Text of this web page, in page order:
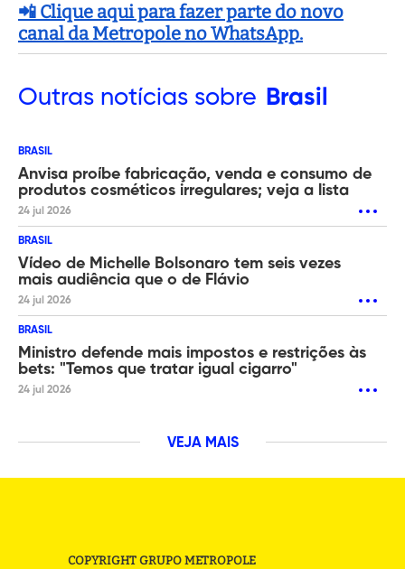
📲 Clique aqui para fazer parte do novo
canal da Metropole no WhatsApp.
Outras notícias sobre Brasil
BRASIL
Anvisa proíbe fabricação, venda e consumo de
produtos cosméticos irregulares; veja a lista
24 jul 2026
BRASIL
Vídeo de Michelle Bolsonaro tem seis vezes
mais audiência que o de Flávio
24 jul 2026
BRASIL
Ministro defende mais impostos e restrições às
bets: "Temos que tratar igual cigarro"
24 jul 2026
VEJA MAIS
COPYRIGHT GRUPO METROPOLE